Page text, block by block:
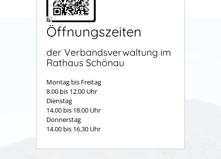
Öffnungszeiten
der Verbandsverwaltung im
Rathaus Schönau
Montag bis Freitag
8.00 bis 12.00 Uhr
Dienstag
14.00 bis 18.00 Uhr
Donnerstag
14.00 bis 16.30 Uhr